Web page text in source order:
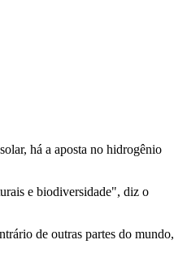
há a aposta no hidrogênio
e biodiversidade", diz o
de outras partes do mundo,